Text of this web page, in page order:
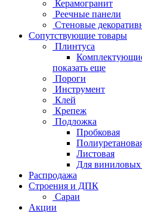
Керамогранит
Реечные панели
Стеновые
Сопутствующие товары
Плинтуса
показать еще
Пороги
Инструмент
Клей
Крепеж
Подложка
Пробковая
Листовая
Для виниловых
Распродажа
Строения и ДПК
Сараи
Акции